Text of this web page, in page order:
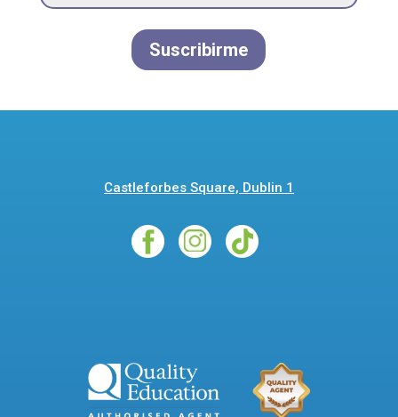
Suscribirme
Castleforbes Square, Dublin 1